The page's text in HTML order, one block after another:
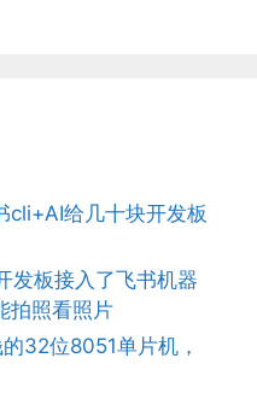
cli+AI给几十块开发板
发板接入了飞书机器
拍照看照片
32位8051单片机，